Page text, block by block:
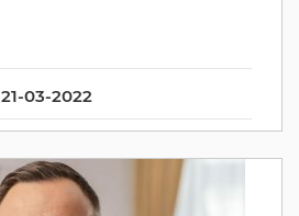
21-03-2022